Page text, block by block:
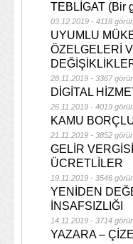
TEBLİGAT (Bir
03.12.2019 - 4118
UYUMLU
ÖZELGELERİ
28.11.2019 - 3367
DİGİTAL
26.11.2019 - 4019
KAMU
21.11.2019 - 3852
GELİR
ÜCRETLİLER
19.11.2019 - 3546
YENİDEN
İNSAFSIZLIĞI
14.11.2019 - 3714
YAZARA –